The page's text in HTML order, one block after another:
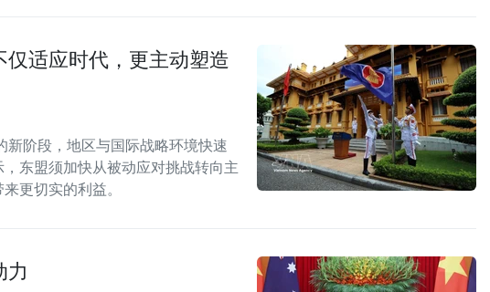
适应时代，更主动塑造
阶段，地区与国际战略环境快速
东盟须加快从被动应对挑战转向主
更切实的利益。
力